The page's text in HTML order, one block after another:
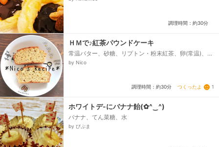
調理時間：約30分
ＨＭで♪紅茶パウンドケーキ
常温バター、砂糖、リプトン・粉末紅茶、卵(常温)、牛
乳、ホットケーキミックス
by Nico
調理時間：約30分 つくったよ 1
ホワイトデ-にバナナ飴(✿^‿^)
バナナ、てん菜糖、水
by びぷま